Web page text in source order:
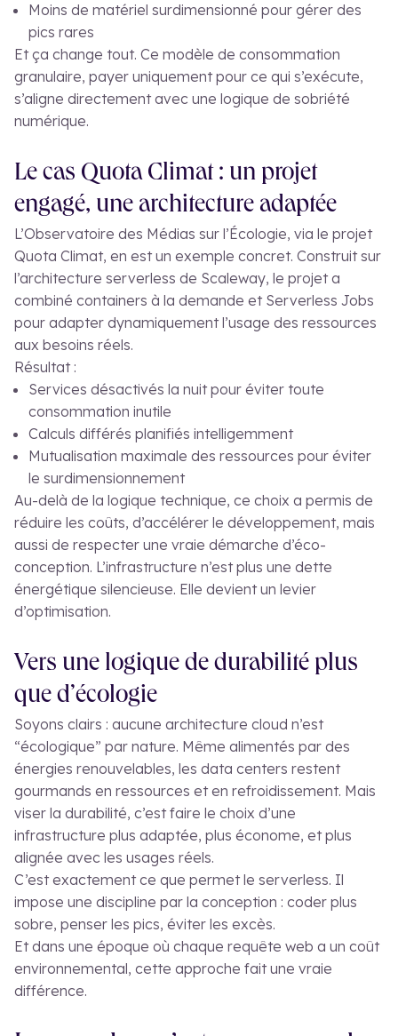
Moins de matériel surdimensionné pour gérer des
pics rares
Et ça change tout. Ce modèle de consommation
granulaire, payer uniquement pour ce qui s’exécute,
s’aligne directement avec une logique de sobriété
numérique.
Le cas Quota Climat : un projet
engagé, une architecture adaptée
L’Observatoire des Médias sur l’Écologie, via le projet
Quota Climat, en est un exemple concret. Construit sur
l’architecture serverless de Scaleway, le projet a
combiné containers à la demande et Serverless Jobs
pour adapter dynamiquement l’usage des ressources
aux besoins réels.
Résultat :
Services désactivés la nuit pour éviter toute
consommation inutile
Calculs différés planifiés intelligemment
Mutualisation maximale des ressources pour éviter
le surdimensionnement
Au-delà de la logique technique, ce choix a permis de
réduire les coûts, d’accélérer le développement, mais
aussi de respecter une vraie démarche d’éco-
conception. L’infrastructure n’est plus une dette
énergétique silencieuse. Elle devient un levier
d’optimisation.
Vers une logique de durabilité plus
que d’écologie
Soyons clairs : aucune architecture cloud n’est
“écologique” par nature. Même alimentés par des
énergies renouvelables, les data centers restent
gourmands en ressources et en refroidissement. Mais
viser la durabilité, c’est faire le choix d’une
infrastructure plus adaptée, plus économe, et plus
alignée avec les usages réels.
C’est exactement ce que permet le serverless. Il
impose une discipline par la conception : coder plus
sobre, penser les pics, éviter les excès.
Et dans une époque où chaque requête web a un coût
environnemental, cette approche fait une vraie
différence.